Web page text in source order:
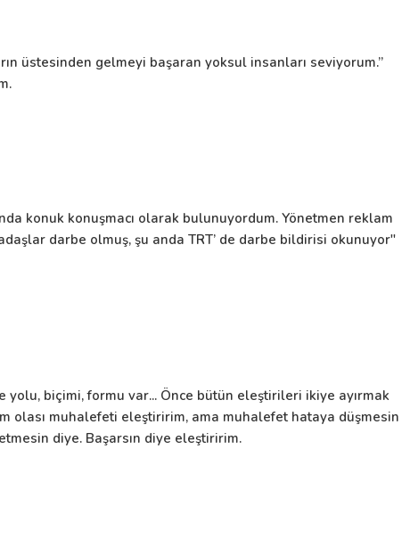
üstesinden gelmeyi başaran yoksul insanları seviyorum.”
konuk konuşmacı olarak bulunuyordum. Yönetmen reklam
darbe olmuş, şu anda TRT’ de darbe bildirisi okunuyor"
biçimi, formu var... Önce bütün eleştirileri ikiye ayırmak
olası muhalefeti eleştiririm, ama muhalefet hataya düşmesin
diye. Başarsın diye eleştiririm.